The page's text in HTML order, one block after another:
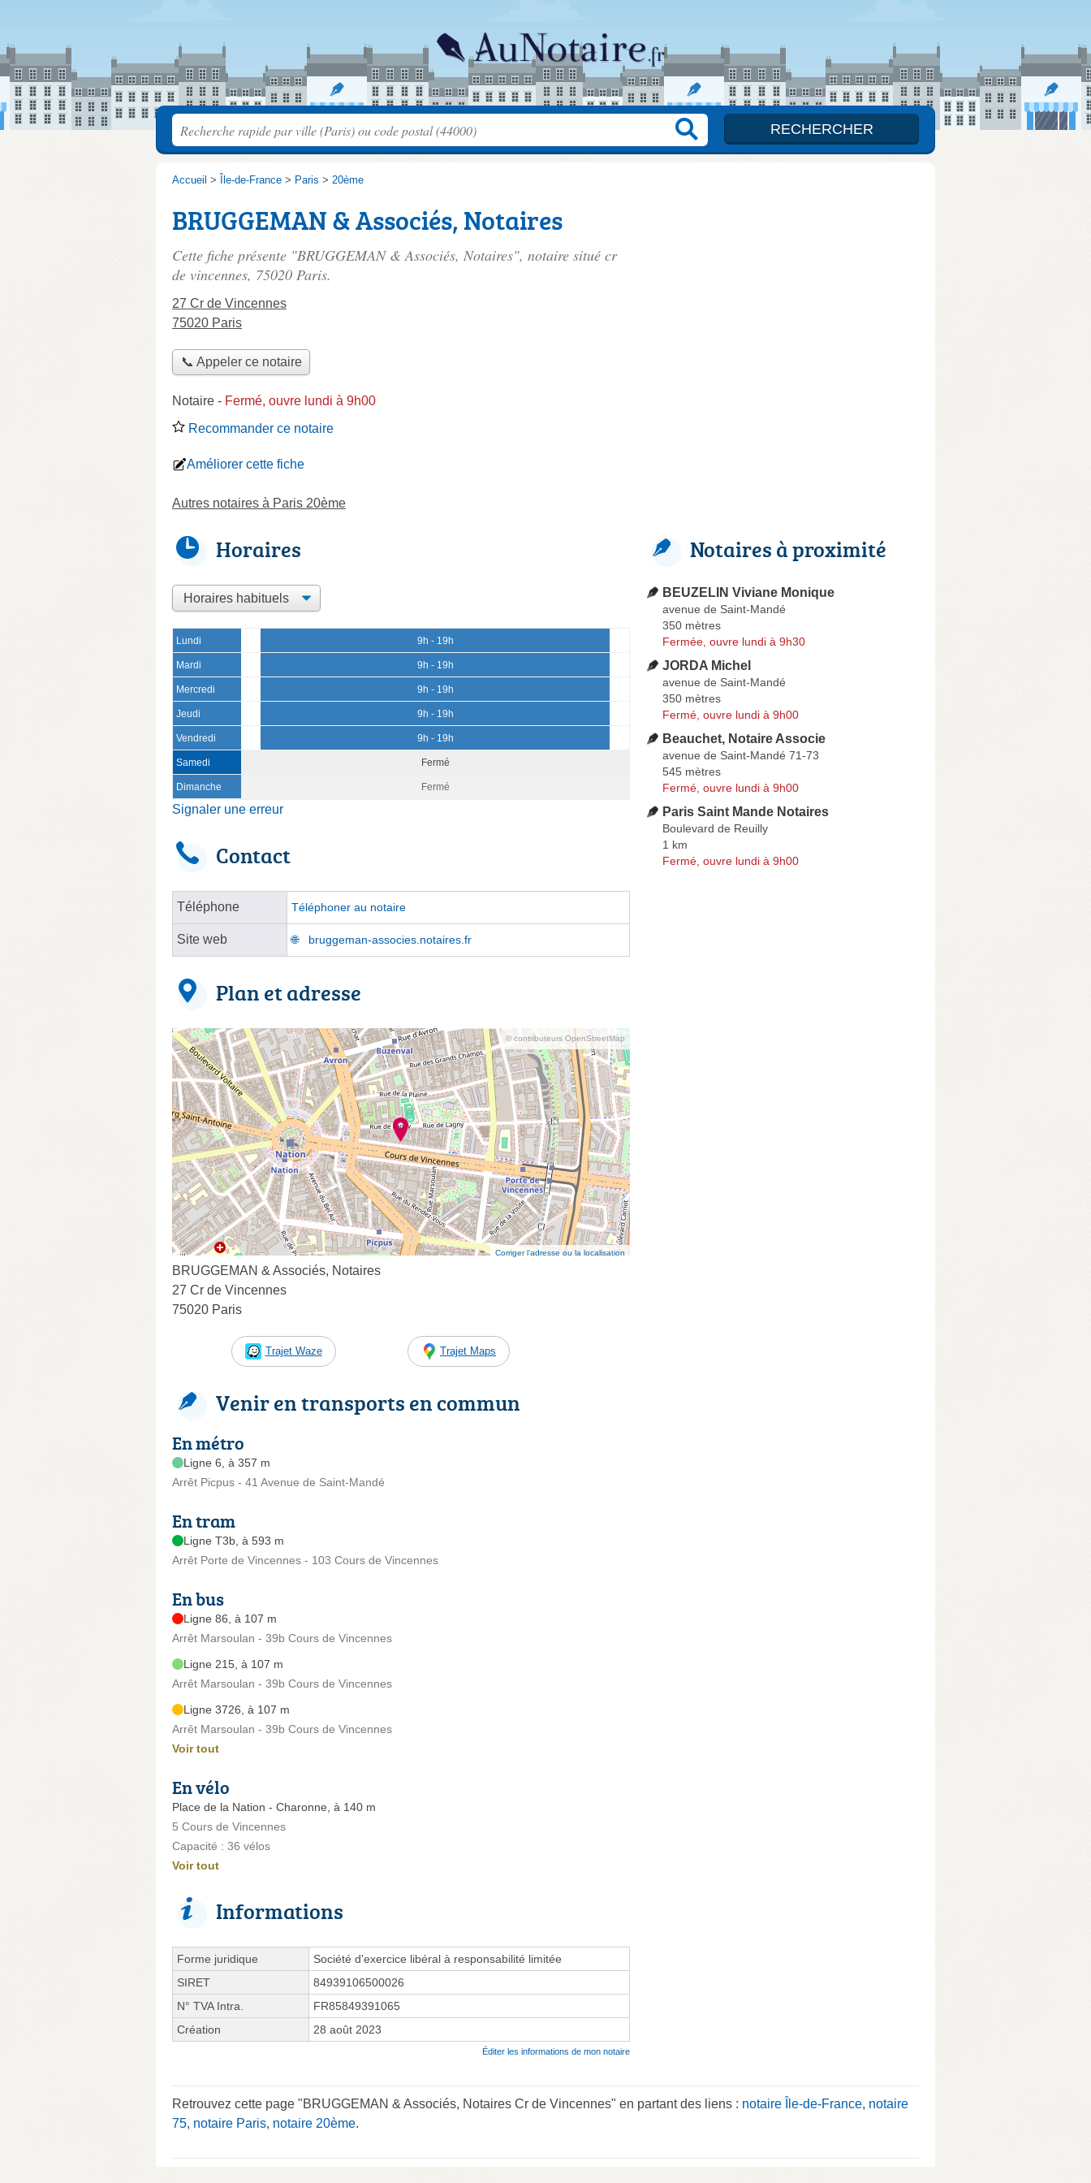
Accueil > Île-de-France > Paris > 20ème
BRUGGEMAN & Associés, Notaires
Cette fiche présente "BRUGGEMAN & Associés, Notaires", notaire situé cr
de vincennes, 75020 Paris.
27 Cr de Vincennes
75020 Paris
📞 Appeler ce notaire
Notaire - Fermé, ouvre lundi à 9h00
Recommander ce notaire
Améliorer cette fiche
Autres notaires à Paris 20ème
Horaires
Lundi 9h - 19h
Mardi 9h - 19h
Mercredi 9h - 19h
Jeudi 9h - 19h
Vendredi 9h - 19h
Samedi Fermé
Dimanche Fermé
Signaler une erreur
Contact
Téléphone Téléphoner au notaire
Site web bruggeman-associes.notaires.fr
Plan et adresse
© contributeurs OpenStreetMap
Corriger l’adresse ou la localisation
BRUGGEMAN & Associés, Notaires
27 Cr de Vincennes
75020 Paris
Trajet Waze Trajet Maps
Venir en transports en commun
En métro
Ligne 6, à 357 m
Arrêt Picpus - 41 Avenue de Saint-Mandé
En tram
Ligne T3b, à 593 m
Arrêt Porte de Vincennes - 103 Cours de Vincennes
En bus
Ligne 86, à 107 m
Arrêt Marsoulan - 39b Cours de Vincennes
Ligne 215, à 107 m
Arrêt Marsoulan - 39b Cours de Vincennes
Ligne 3726, à 107 m
Arrêt Marsoulan - 39b Cours de Vincennes
Voir tout
En vélo
Place de la Nation - Charonne, à 140 m
5 Cours de Vincennes
Capacité : 36 vélos
Voir tout
Informations
Forme juridique
Société d'exercice libéral à responsabilité limitée
SIRET
84939106500026
N° TVA Intra.
FR85849391065
Création
28 août 2023
Éditer les informations de mon notaire
Notaires à proximité
BEUZELIN Viviane Monique
avenue de Saint-Mandé
350 mètres
Fermée, ouvre lundi à 9h30
JORDA Michel
avenue de Saint-Mandé
350 mètres
Fermé, ouvre lundi à 9h00
Beauchet, Notaire Associe
avenue de Saint-Mandé 71-73
545 mètres
Fermé, ouvre lundi à 9h00
Paris Saint Mande Notaires
Boulevard de Reuilly
1 km
Fermé, ouvre lundi à 9h00
Retrouvez cette page "BRUGGEMAN & Associés, Notaires Cr de Vincennes" en partant des liens : notaire Île-de-France, notaire
75, notaire Paris, notaire 20ème.